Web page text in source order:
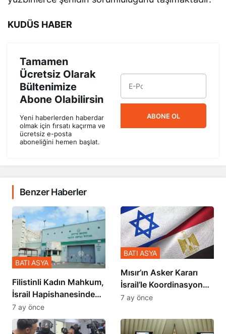
KUDÜS HABER
Tamamen
Ücretsiz Olarak
Bültenimize
Abone Olabilirsin
Yeni haberlerden haberdar
olmak için fırsatı kaçırma ve
ücretsiz e-posta
aboneliğini hemen başlat.
ABONE OL
Benzer Haberler
Filistinli Kadın Mahkum,
İsrail Hapishanesindeki
Zulmü Anlattı
BATI ASYA
7 ay önce
Mısır’ın Asker Kararı
İsrail’le Koordinasyon
İçinde Gerçekleşmiş
BATI ASYA
7 ay önce